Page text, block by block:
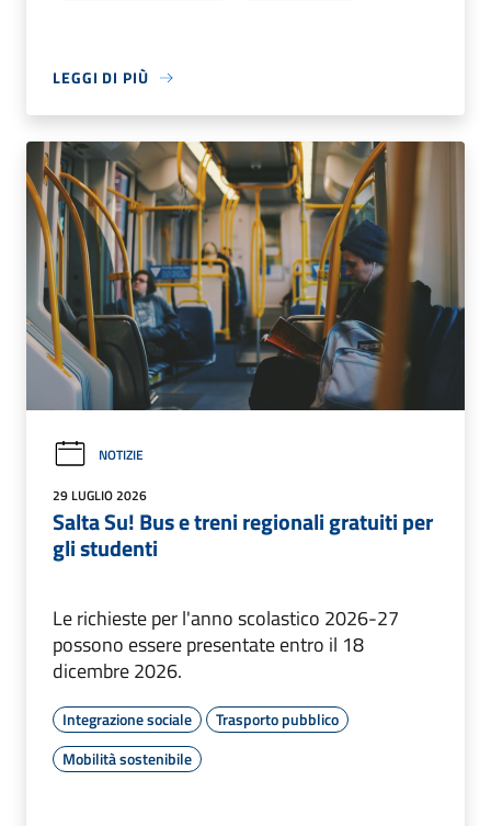
LEGGI DI PIÙ
NOTIZIE
29 LUGLIO 2026
Salta Su! Bus e treni regionali gratuiti per
gli studenti
Le richieste per l'anno scolastico 2026-27
possono essere presentate entro il 18
dicembre 2026.
Integrazione sociale
Trasporto pubblico
Mobilità sostenibile